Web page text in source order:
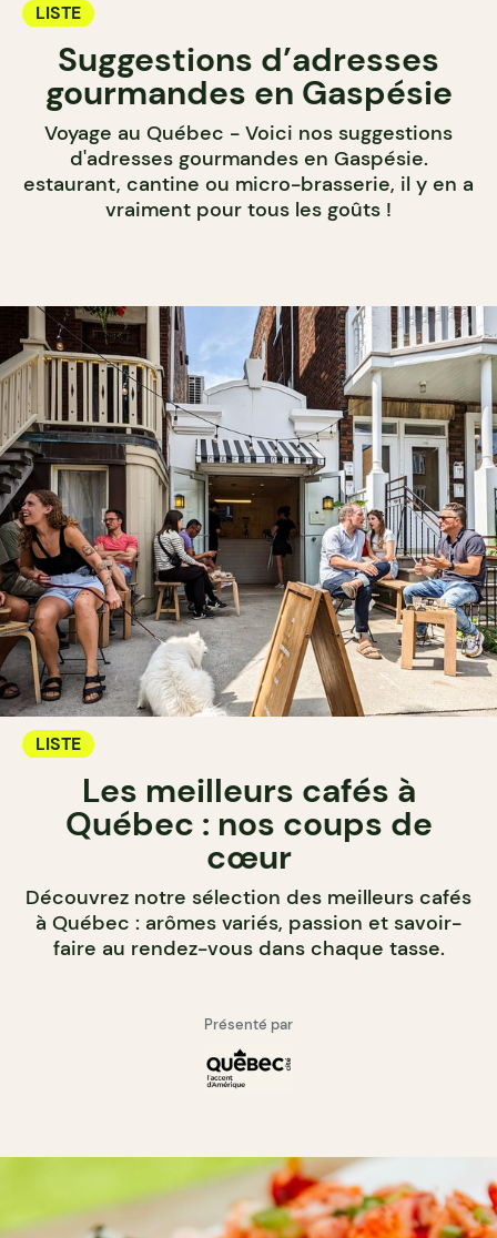
LISTE
Suggestions d’adresses
gourmandes en Gaspésie
Voyage au Québec - Voici nos suggestions
d'adresses gourmandes en Gaspésie.
estaurant, cantine ou micro-brasserie, il y en a
vraiment pour tous les goûts !
LISTE
Les meilleurs cafés à
Québec : nos coups de
cœur
Découvrez notre sélection des meilleurs cafés
à Québec : arômes variés, passion et savoir-
faire au rendez-vous dans chaque tasse.
Présenté par